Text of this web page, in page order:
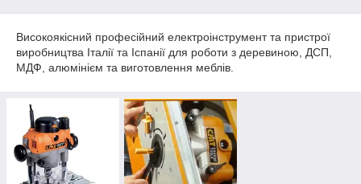
Високоякісний професійний електроінструмент та пристрої
виробництва Італії та Іспанії для роботи з деревиною, ДСП,
МДФ, алюмінієм та виготовлення меблів.